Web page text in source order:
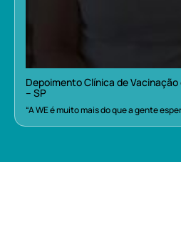
Depoimento Clínica de
– SP
“A WE é muito mais do que a gente